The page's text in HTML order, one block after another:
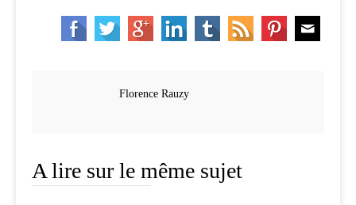
Florence Rauzy
A lire sur le même sujet